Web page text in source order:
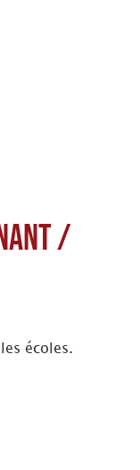
/
écoles.